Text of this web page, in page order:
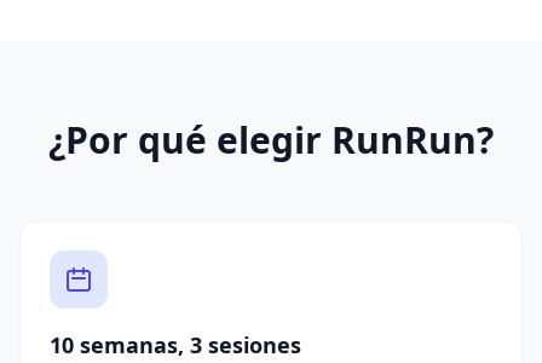
¿Por qué elegir RunRun?
10 semanas, 3 sesiones